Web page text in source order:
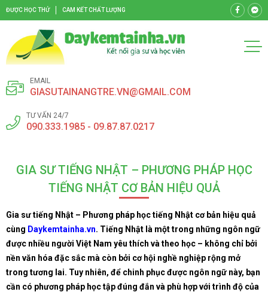
ĐƯỢC HỌC THỬ CAM KẾT CHẤT LƯỢNG
EMAIL
GIASUTAINANGTRE.VN@GMAIL.COM
TƯ VẤN 24/7
090.333.1985 - 09.87.87.0217
GIA SƯ TIẾNG NHẬT – PHƯƠNG PHÁP HỌC
TIẾNG NHẬT CƠ BẢN HIỆU QUẢ
Gia sư tiếng Nhật – Phương pháp học tiếng Nhật cơ bản hiệu quả
cùng Daykemtainha.vn. Tiếng Nhật là một trong những ngôn ngữ
được nhiều người Việt Nam yêu thích và theo học – không chỉ bởi
nền văn hóa đặc sắc mà còn bởi cơ hội nghề nghiệp rộng mở
trong tương lai. Tuy nhiên, để chinh phục được ngôn ngữ này, bạn
cần có phương pháp học tập đúng đắn và phù hợp với trình độ của